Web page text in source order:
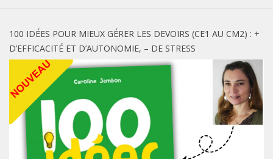
100 IDÉES POUR MIEUX GÉRER LES DEVOIRS (CE1 AU CM2) : +
D’EFFICACITÉ ET D’AUTONOMIE, – DE STRESS